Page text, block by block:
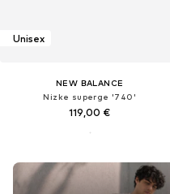
Unisex
NEW BALANCE
Nizke superge '740'
119,00 €